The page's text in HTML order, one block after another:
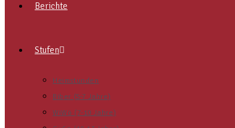
Berichte
Stufen
Heimstunden
Biber (5-7 Jahre)
WiWö (7-10 Jahre)